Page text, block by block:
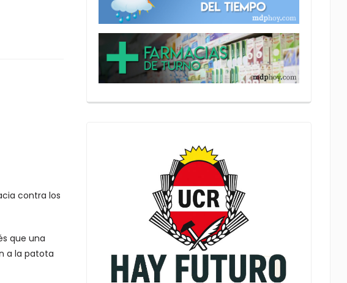
contra los
que una
a la patota